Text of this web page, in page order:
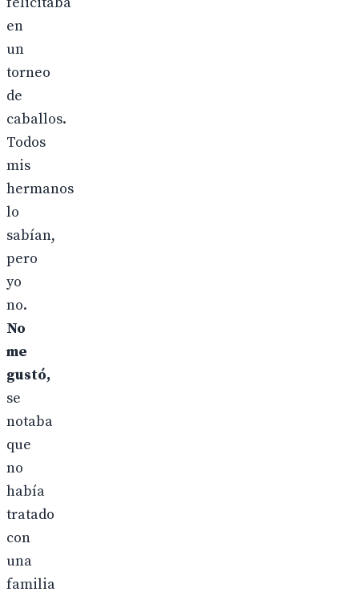
en
un
torneo
de
caballos.
Todos
mis
hermanos
lo
sabían,
pero
yo
no.
No
me
gustó,
se
notaba
que
no
había
tratado
con
una
familia